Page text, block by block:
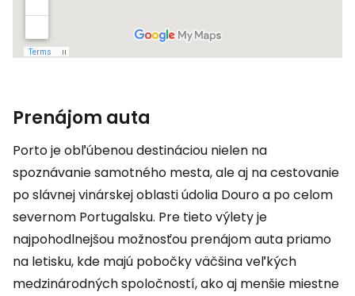
Prenájom auta
Porto je obľúbenou destináciou nielen na
spoznávanie samotného mesta, ale aj na cestovanie
po slávnej vinárskej oblasti údolia Douro a po celom
severnom Portugalsku. Pre tieto výlety je
najpohodlnejšou možnosťou prenájom auta priamo
na letisku, kde majú pobočky väčšina veľkých
medzinárodných spoločností, ako aj menšie miestne